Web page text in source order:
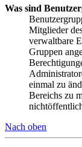
Was sind
Mitglieder
verwaltbare
Gruppen
einmal zu
Bereichs zu
Nach oben